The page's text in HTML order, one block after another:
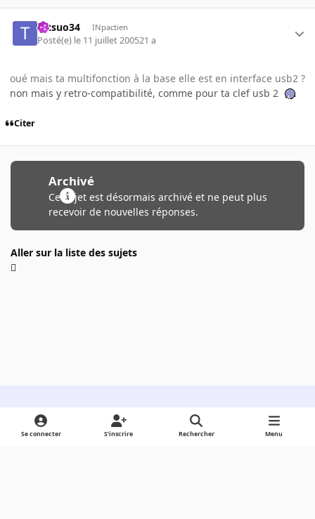
tetsuo34 INpactien
Posté(e) le 11 juillet 200521 a
oué mais ta multifonction à la base elle est en interface usb2 ?
non mais y retro-compatibilité, comme pour ta clef usb 2
Citer
Archivé
Ce sujet est désormais archivé et ne peut plus
recevoir de nouvelles réponses.
Aller sur la liste des sujets
Light ModeDark ModeSystem Preference
Se connecter S’inscrire Rechercher Menu